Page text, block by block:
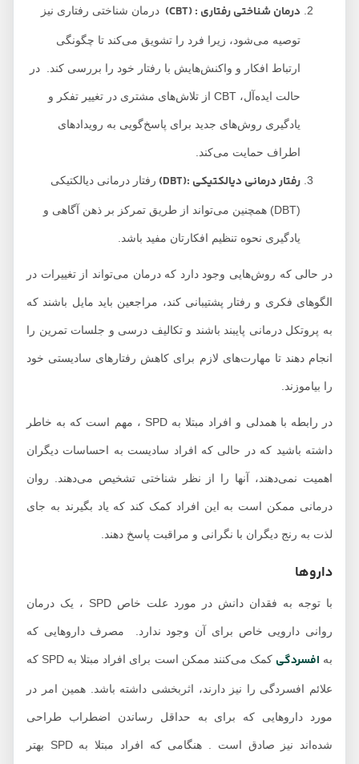
درمان شناختی رفتاری : (CBT) درمان شناختی رفتاری نیز
توصیه می‌شود، زیرا فرد را تشویق می‌کند تا چگونگی
ارتباط افکار و واکنش‌هایش با رفتار خود را بررسی کند. در
حالت ایده‌آل، CBT از تلاش‌های مشتری در تغییر تفکر و
یادگیری روش‌های جدید برای پاسخ‌گویی به رویدادهای
اطراف حمایت می‌کند.
رفتار درمانی دیالکتیکی :(DBT) رفتار درمانی دیالکتیکی
(DBT) همچنین می‌تواند از طریق تمرکز بر ذهن آگاهی و
یادگیری نحوه تنظیم افکارتان مفید باشد.
در حالی که روش‌هایی وجود دارد که درمان می‌تواند از تغییرات در
الگوهای فکری و رفتار پشتیبانی کند، مراجعین باید مایل باشند که
به پروتکل درمانی پایبند باشند و تکالیف درسی و جلسات تمرین را
انجام دهند تا مهارت‌های لازم برای کاهش رفتارهای سادیستی خود
را بیاموزند.
در رابطه با همدلی و افراد مبتلا به SPD ، مهم است که به خاطر
داشته باشید که در حالی که افراد سادیست به احساسات دیگران
اهمیت نمی‌دهند، آنها را از نظر شناختی تشخیص می‌دهند. روان
درمانی ممکن است به این افراد کمک کند که یاد بگیرند به جای
لذت به رنج دیگران با نگرانی و مراقبت پاسخ دهند.
داروها
با توجه به فقدان دانش در مورد علت خاص SPD ، یک درمان
روانی دارویی خاص برای آن وجود ندارد. مصرف داروهایی که
افسردگی کمک می‌کنند ممکن است برای افراد مبتلا به SPD که
علائم افسردگی را نیز دارند، اثربخشی داشته باشد. همین امر در
مورد داروهایی که برای به حداقل رساندن اضطراب طراحی
شده‌اند نیز صادق است . هنگامی که افراد مبتلا به SPD بهتر